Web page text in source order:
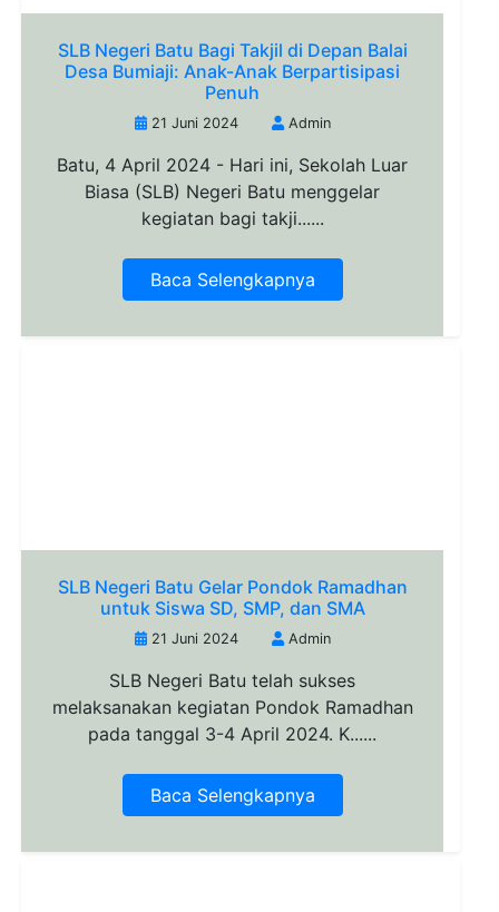
SLB Negeri Batu Bagi Takjil di Depan Balai
Desa Bumiaji: Anak-Anak Berpartisipasi
Penuh
21 Juni 2024 Admin
Batu, 4 April 2024 - Hari ini, Sekolah Luar
Biasa (SLB) Negeri Batu menggelar
kegiatan bagi takji......
Baca Selengkapnya
SLB Negeri Batu Gelar Pondok Ramadhan
untuk Siswa SD, SMP, dan SMA
21 Juni 2024 Admin
SLB Negeri Batu telah sukses
melaksanakan kegiatan Pondok Ramadhan
pada tanggal 3-4 April 2024. K......
Baca Selengkapnya